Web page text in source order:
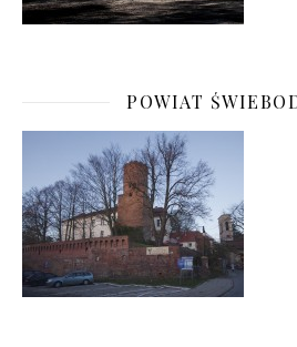
POWIAT